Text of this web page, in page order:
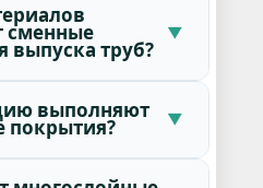
сменные
труб?
выполняют
покрытия?